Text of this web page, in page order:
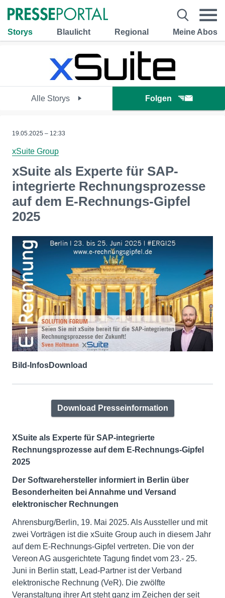
Storys Blaulicht Regional Meine Abos
Alle Storys Folgen
19.05.2025 – 12:33
xSuite Group
xSuite als Experte für SAP-
integrierte Rechnungsprozesse
auf dem E-Rechnungs-Gipfel
2025
Bild-InfosDownload
Download Presseinformation
XSuite als Experte für SAP-integrierte
Rechnungsprozesse auf dem E-Rechnungs-Gipfel
2025
Der Softwarehersteller informiert in Berlin über
Besonderheiten bei Annahme und Versand
elektronischer Rechnungen
Ahrensburg/Berlin, 19. Mai 2025. Als Aussteller und mit
zwei Vorträgen ist die xSuite Group auch in diesem Jahr
auf dem E-Rechnungs-Gipfel vertreten. Die von der
Vereon AG ausgerichtete Tagung findet vom 23.- 25.
Juni in Berlin statt, Lead-Partner ist der Verband
elektronische Rechnung (VeR). Die zwölfte
Veranstaltung ihrer Art steht ganz im Zeichen der seit